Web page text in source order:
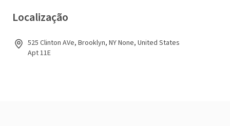
Localização
525 Clinton AVe, Brooklyn, NY None, United States
Apt 11E